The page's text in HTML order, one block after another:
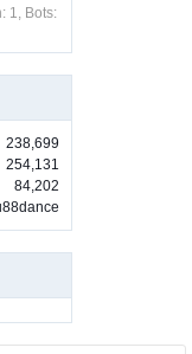
1, Bots:
238,699
254,131
84,202